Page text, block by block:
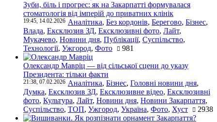
Зуби, біль і прогрес: як на Закарпатті формувалася
стоматологія від імперій до приватних клінік
19:45, 14.02.2026 Аналітика, Без кордонів, Берегово, Бізнес,
Влада, Ексклюзив ЗД, Ексклюзивні фото, Лайт,
Мукачево, Новини дня, Публікації, Суспільство,
Технології, Ужгород, Фото 981
Олександр Мавріц — від сільської сцени до указу
Президента: тільки факти
21:38, 07.02.2026 Аналітика, Бізнес, Головні новини дня,
Думка, Ексклюзив ЗД, Ексклюзивне відео, Ексклюзивні
фото, Культура, Лайт, Новини дня, Новини Закарпаття,
Суспільство, ТОП, Ужгород, Україна, Фото, Хуст 2938